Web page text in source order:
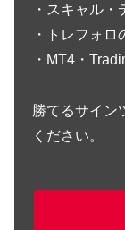
・スキャル
・トレフォ
・MT4・
勝てるサイン
ください。